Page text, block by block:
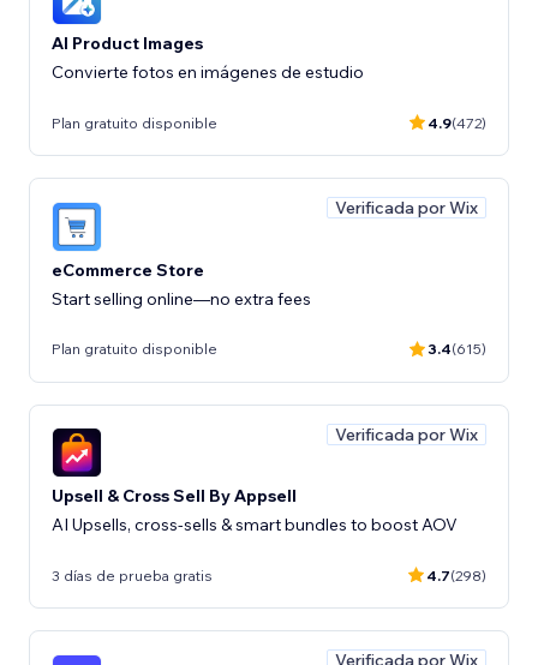
AI Product Images
Convierte fotos en imágenes de estudio
Plan gratuito disponible 4.9(472)
Verificada por Wix
eCommerce Store
Start selling online—no extra fees
Plan gratuito disponible 3.4(615)
Verificada por Wix
Upsell & Cross Sell By Appsell
AI Upsells, cross-sells & smart bundles to boost AOV
3 días de prueba gratis 4.7(298)
Verificada por Wix